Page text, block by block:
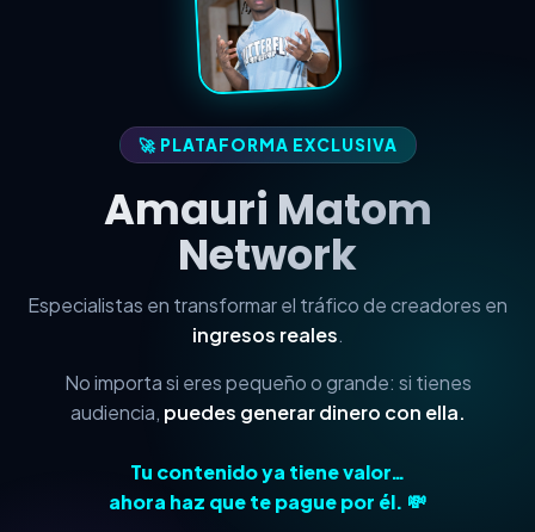
🚀 PLATAFORMA EXCLUSIVA
Amauri Matom
Network
Especialistas en transformar el tráfico de creadores en
ingresos reales.
No importa si eres pequeño o grande: si tienes
audiencia, puedes generar dinero con ella.
Tu contenido ya tiene valor…
ahora haz que te pague por él. 💸